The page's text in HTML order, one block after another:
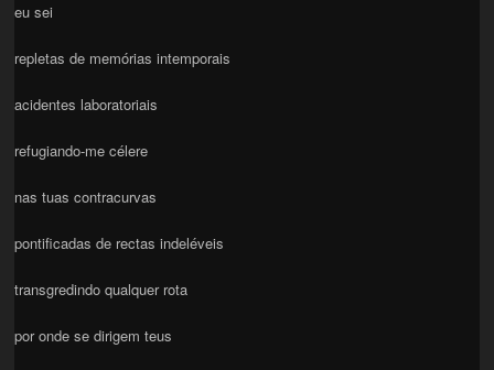
eu sei
repletas de memórias intemporais
acidentes laboratoriais
refugiando-me célere
nas tuas contracurvas
pontificadas de rectas indeléveis
transgredindo qualquer rota
por onde se dirigem teus